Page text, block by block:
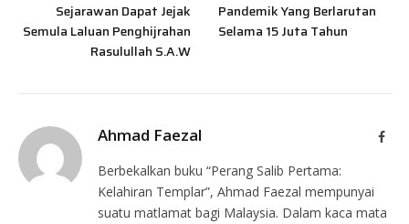
Sejarawan Dapat Jejak
Semula Laluan Penghijrahan
Rasulullah S.A.W
Pandemik Yang Berlarutan
Selama 15 Juta Tahun
Ahmad Faezal
Berbekalkan buku “Perang Salib Pertama:
Kelahiran Templar”, Ahmad Faezal mempunyai
suatu matlamat bagi Malaysia. Dalam kaca mata